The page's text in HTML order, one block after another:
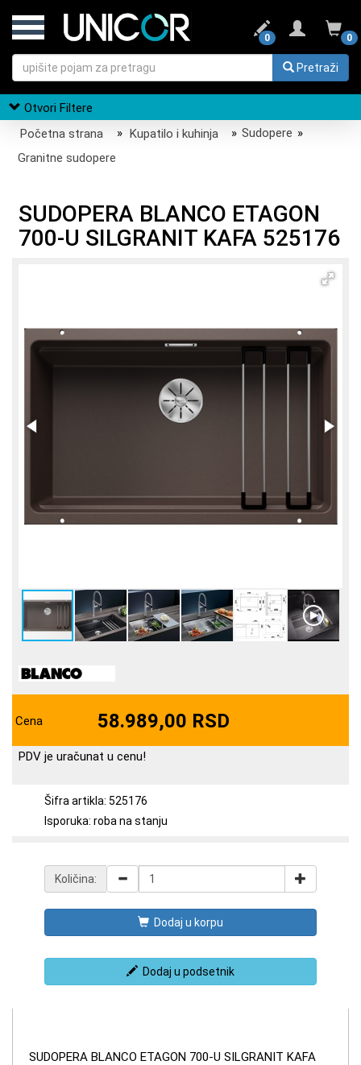
0
0
Pretraži
Otvori Filtere
Početna strana
» Kupatilo i kuhinja » Sudopere »
Granitne sudopere
SUDOPERA BLANCO ETAGON
700-U SILGRANIT KAFA 525176
Cena 58.989,00 RSD
PDV je uračunat u cenu!
Šifra artikla: 525176
Isporuka: roba na stanju
Količina:
Dodaj u korpu
Dodaj u podsetnik
SUDOPERA BLANCO ETAGON 700-U SILGRANIT KAFA